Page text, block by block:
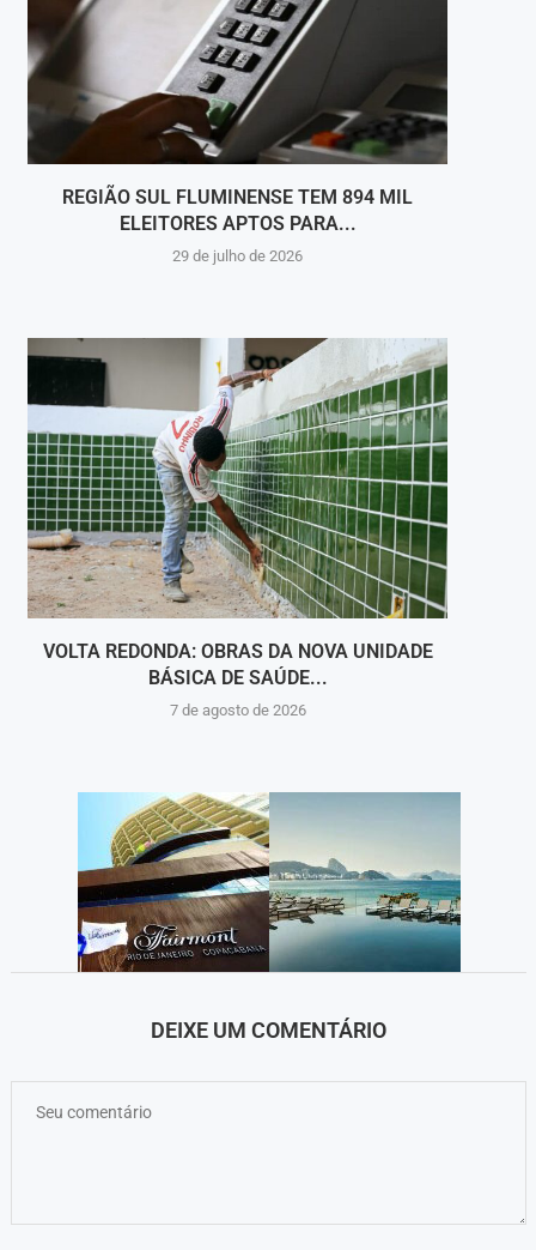
REGIÃO SUL FLUMINENSE TEM 894 MIL
ELEITORES APTOS PARA...
29 de julho de 2026
VOLTA REDONDA: OBRAS DA NOVA UNIDADE
BÁSICA DE SAÚDE...
7 de agosto de 2026
DEIXE UM COMENTÁRIO